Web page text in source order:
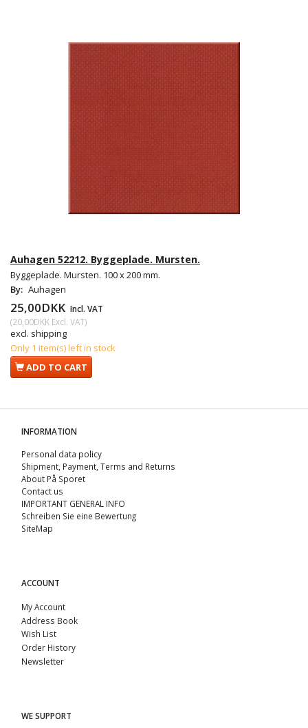
Auhagen 52212. Byggeplade. Mursten.
Byggeplade. Mursten. 100 x 200 mm.
By: Auhagen
25,00DKK Incl. VAT
(20,00DKK Excl. VAT)
excl. shipping
Only 1 item(s) left in stock
ADD TO CART
INFORMATION
Personal data policy
Shipment, Payment, Terms and Returns
About På Sporet
Contact us
IMPORTANT GENERAL INFO
Schreiben Sie eine Bewertung
SiteMap
ACCOUNT
My Account
Address Book
Wish List
Order History
Newsletter
WE SUPPORT